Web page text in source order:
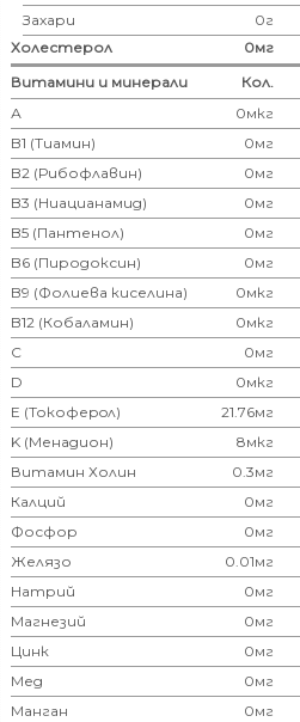
Захари
0г
Холестерол
0мг
Витамини и минерали
Кол.
А
0мкг
B1 (Тиамин)
0мг
B2 (Рибофлавин)
0мг
B3 (Ниацианамид)
0мг
B5 (Пантенол)
0мг
B6 (Пиродоксин)
0мг
B9 (Фолиева киселина)
0мкг
B12 (Кобаламин)
0мкг
C
0мг
D
0мкг
E (Токоферoл)
21.76мг
K (Менадион)
8мкг
Витамин Холин
0.3мг
Калций
0мг
Фосфор
0мг
Желязо
0.01мг
Натрий
0мг
Магнезий
0мг
Цинк
0мг
Мед
0мг
Манган
0мг